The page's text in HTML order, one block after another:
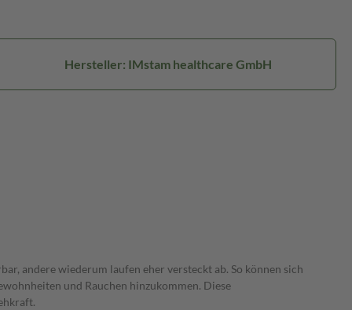
Hersteller: IMstam healthcare GmbH
andere wiederum laufen eher versteckt ab. So können sich
und Rauchen hinzukommen. Diese